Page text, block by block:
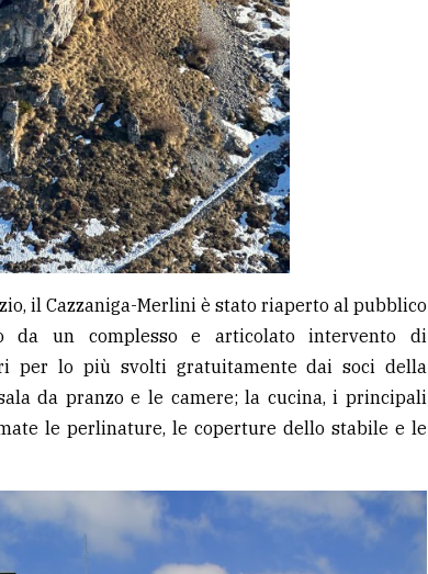
il Cazzaniga-Merlini è stato riaperto al pubblico
da un complesso e articolato intervento di
per lo più svolti gratuitamente dai soci della
da pranzo e le camere; la cucina, i principali
le perlinature, le coperture dello stabile e le